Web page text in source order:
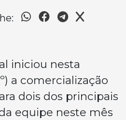
iniciou nesta
a comercialização
dois dos principais
equipe neste mês